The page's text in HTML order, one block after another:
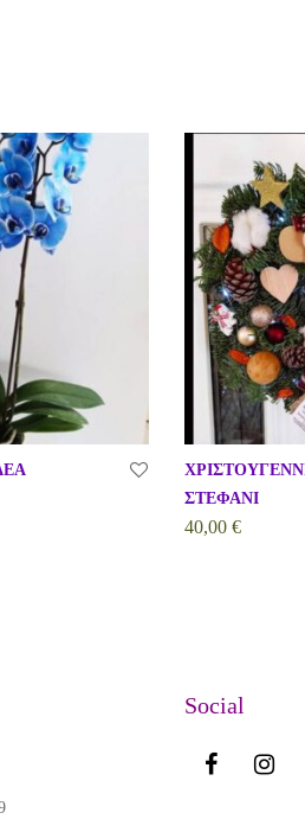
ΣΤΕΦΑΝΙ
40,00 €
Social